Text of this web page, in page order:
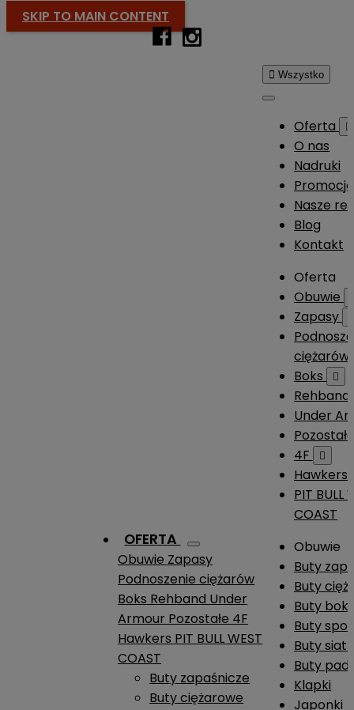
SKIP TO MAIN CONTENT
OFERTA
Obuwie Zapasy
Podnoszenie ciężarów
Boks Rehband Under
Armour Pozostałe 4F
Hawkers PIT BULL WEST
COAST
Buty zapaśnicze
Buty ciężarowe
 Wszystko
Oferta 
O nas
Nadruki
Promocje
Nasze
Blog
Kontakt
Oferta
Obuwie
Zapasy
ciężarów
Boks

Rehband
Under
4F

Hawkers
PIT BULL
COAST
Obuwie
Buty
Buty
Buty
Buty
Buty
Buty
Klapki
Japonki